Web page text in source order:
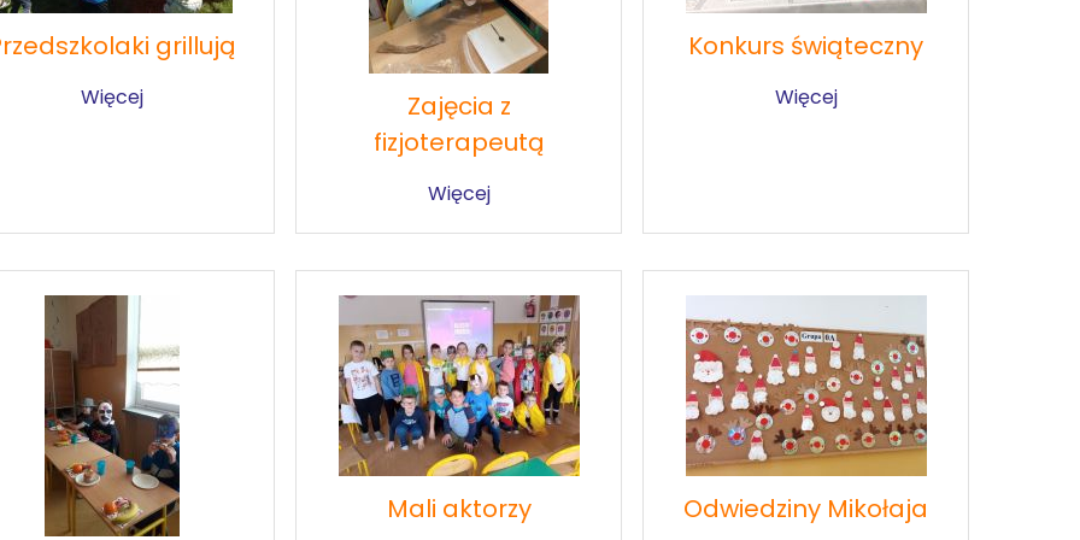
grillują
Więcej
Zajęcia z
fizjoterapeutą
Więcej
Konkurs świąteczny
Więcej
Mali aktorzy Odwiedziny Mikołaja